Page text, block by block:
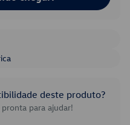
deste produto?
para ajudar!